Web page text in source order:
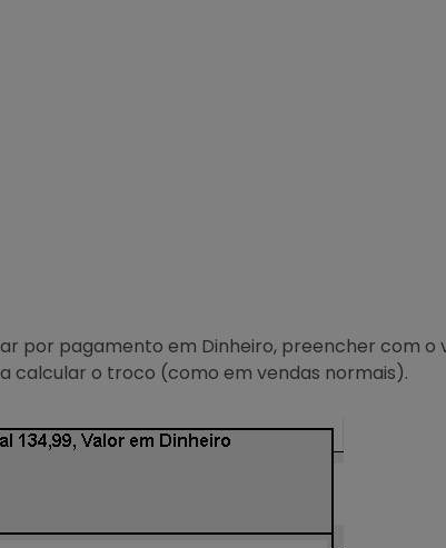
por pagamento em Dinheiro, preencher com o
calcular o troco (como em vendas normais).